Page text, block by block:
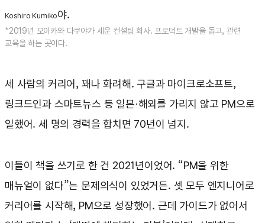
Koshiro Kumiko야.
*2019년 오이카와 다쿠야가 세운 컨설팅 회사. 프로덕트 개발을 돕고, 관련
교육을 하는 곳이다.
세 사람의 커리어, 꽤나 화려해. 구글과 마이크로소프트,
링크드인과 스마트뉴스 등 일본·해외를 가리지 않고 PM으로
일했어. 세 명의 경력을 합치면 70년이 넘지.
이들이 책을 쓰기로 한 건 2021년이었어. “PM을 위한
매뉴얼이 없다”는 문제의식이 있었거든. 셋 모두 엔지니어로
커리어를 시작해, PM으로 성장했어. 근데 가이드가 없어서